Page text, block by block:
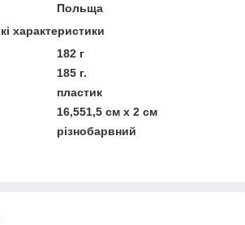
Польща
характеристики
182 г
185 г.
пластик
16,551,5 см х 2 см
різнобарвний